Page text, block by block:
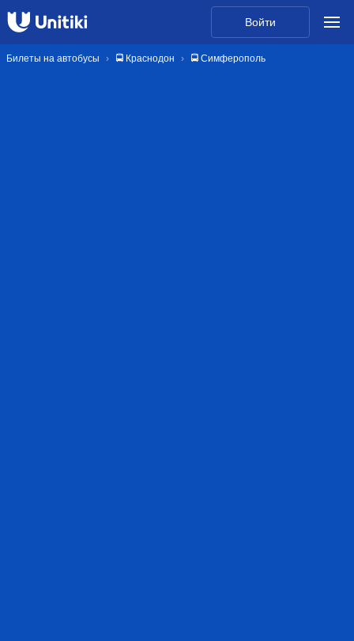
Войти
Билеты на автобусы 🚍 Краснодон 🚍 Симферополь